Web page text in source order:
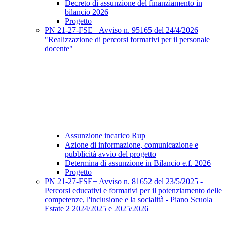
Decreto di assunzione del finanziamento in
bilancio 2026
Progetto
PN 21-27-FSE+ Avviso n. 95165 del 24/4/2026
"Realizzazione di percorsi formativi per il personale
docente"
Assunzione incarico Rup
Azione di informazione, comunicazione e
pubblicità avvio del progetto
Determina di assunzione in Bilancio e.f. 2026
Progetto
PN 21-27-FSE+ Avviso n. 81652 del 23/5/2025 -
Percorsi educativi e formativi per il potenziamento delle
competenze, l'inclusione e la socialità - Piano Scuola
Estate 2 2024/2025 e 2025/2026